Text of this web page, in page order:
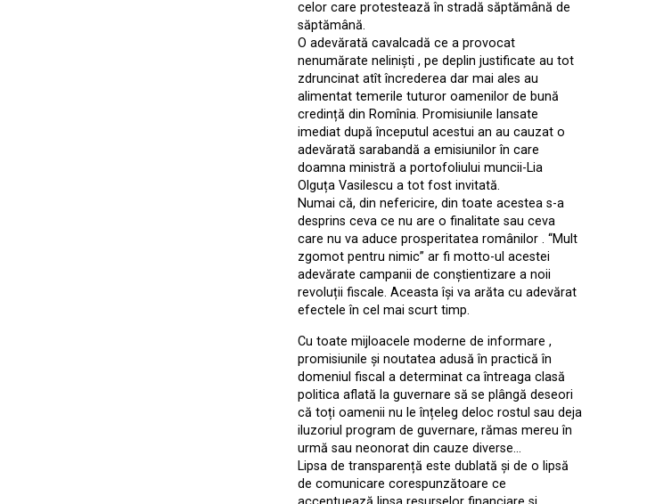
celor care protestează în stradă săptămână de
săptămână.
O adevărată cavalcadă ce a provocat
nenumărate neliniști , pe deplin justificate au tot
zdruncinat atît încrederea dar mai ales au
alimentat temerile tuturor oamenilor de bună
credință din Romînia. Promisiunile lansate
imediat după începutul acestui an au cauzat o
adevărată sarabandă a emisiunilor în care
doamna ministră a portofoliului muncii-Lia
Olguța Vasilescu a tot fost invitată.
Numai că, din nefericire, din toate acestea s-a
desprins ceva ce nu are o finalitate sau ceva
care nu va aduce prosperitatea românilor . ‘‘Mult
zgomot pentru nimic” ar fi motto-ul acestei
adevărate campanii de conștientizare a noii
revoluții fiscale. Aceasta își va arăta cu adevărat
efectele în cel mai scurt timp.
Cu toate mijloacele moderne de informare ,
promisiunile și noutatea adusă în practică în
domeniul fiscal a determinat ca întreaga clasă
politica aflată la guvernare să se plângă deseori
că toți oamenii nu le înțeleg deloc rostul sau deja
iluzoriul program de guvernare, rămas mereu în
urmă sau neonorat din cauze diverse…
Lipsa de transparență este dublată și de o lipsă
de comunicare corespunzătoare ce